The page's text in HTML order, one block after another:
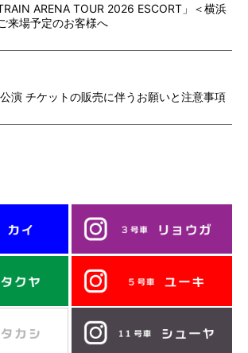
ARENA TOUR 2026 ESCORT」＜横浜
来場予定のお客様へ
演 チケットの販売に伴うお願いと注意事項